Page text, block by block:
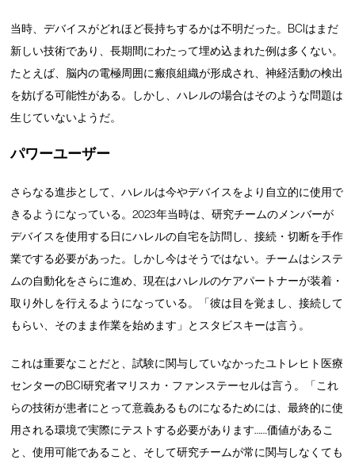
当時、デバイスがどれほど長持ちするかは不明だった。BCIはまだ
新しい技術であり、長期間にわたって埋め込まれた例は多くない。
たとえば、脳内の電極周囲に瘢痕組織が形成され、神経活動の検出
を妨げる可能性がある。しかし、ハレルの場合はそのような問題は
生じていないようだ。
パワーユーザー
さらなる進歩として、ハレルは今やデバイスをより自立的に使用で
きるようになっている。2023年当時は、研究チームのメンバーが
デバイスを使用する日にハレルの自宅を訪問し、接続・切断を手作
業でする必要があった。しかし今はそうではない。チームはシステ
ムの自動化をさらに進め、現在はハレルのケアパートナーが装着・
取り外しを行えるようになっている。「彼は目を覚まし、接続して
もらい、そのまま作業を始めます」とスタビスキーは言う。
これは重要なことだと、試験に関与していなかったユトレヒト医療
センターのBCI研究者マリスカ・ファンステーセルは言う。「これ
らの技術が患者にとって意義あるものになるためには、最終的に使
用される環境で実際にテストする必要があります……価値があるこ
と、使用可能であること、そして研究チームが常に関与しなくても